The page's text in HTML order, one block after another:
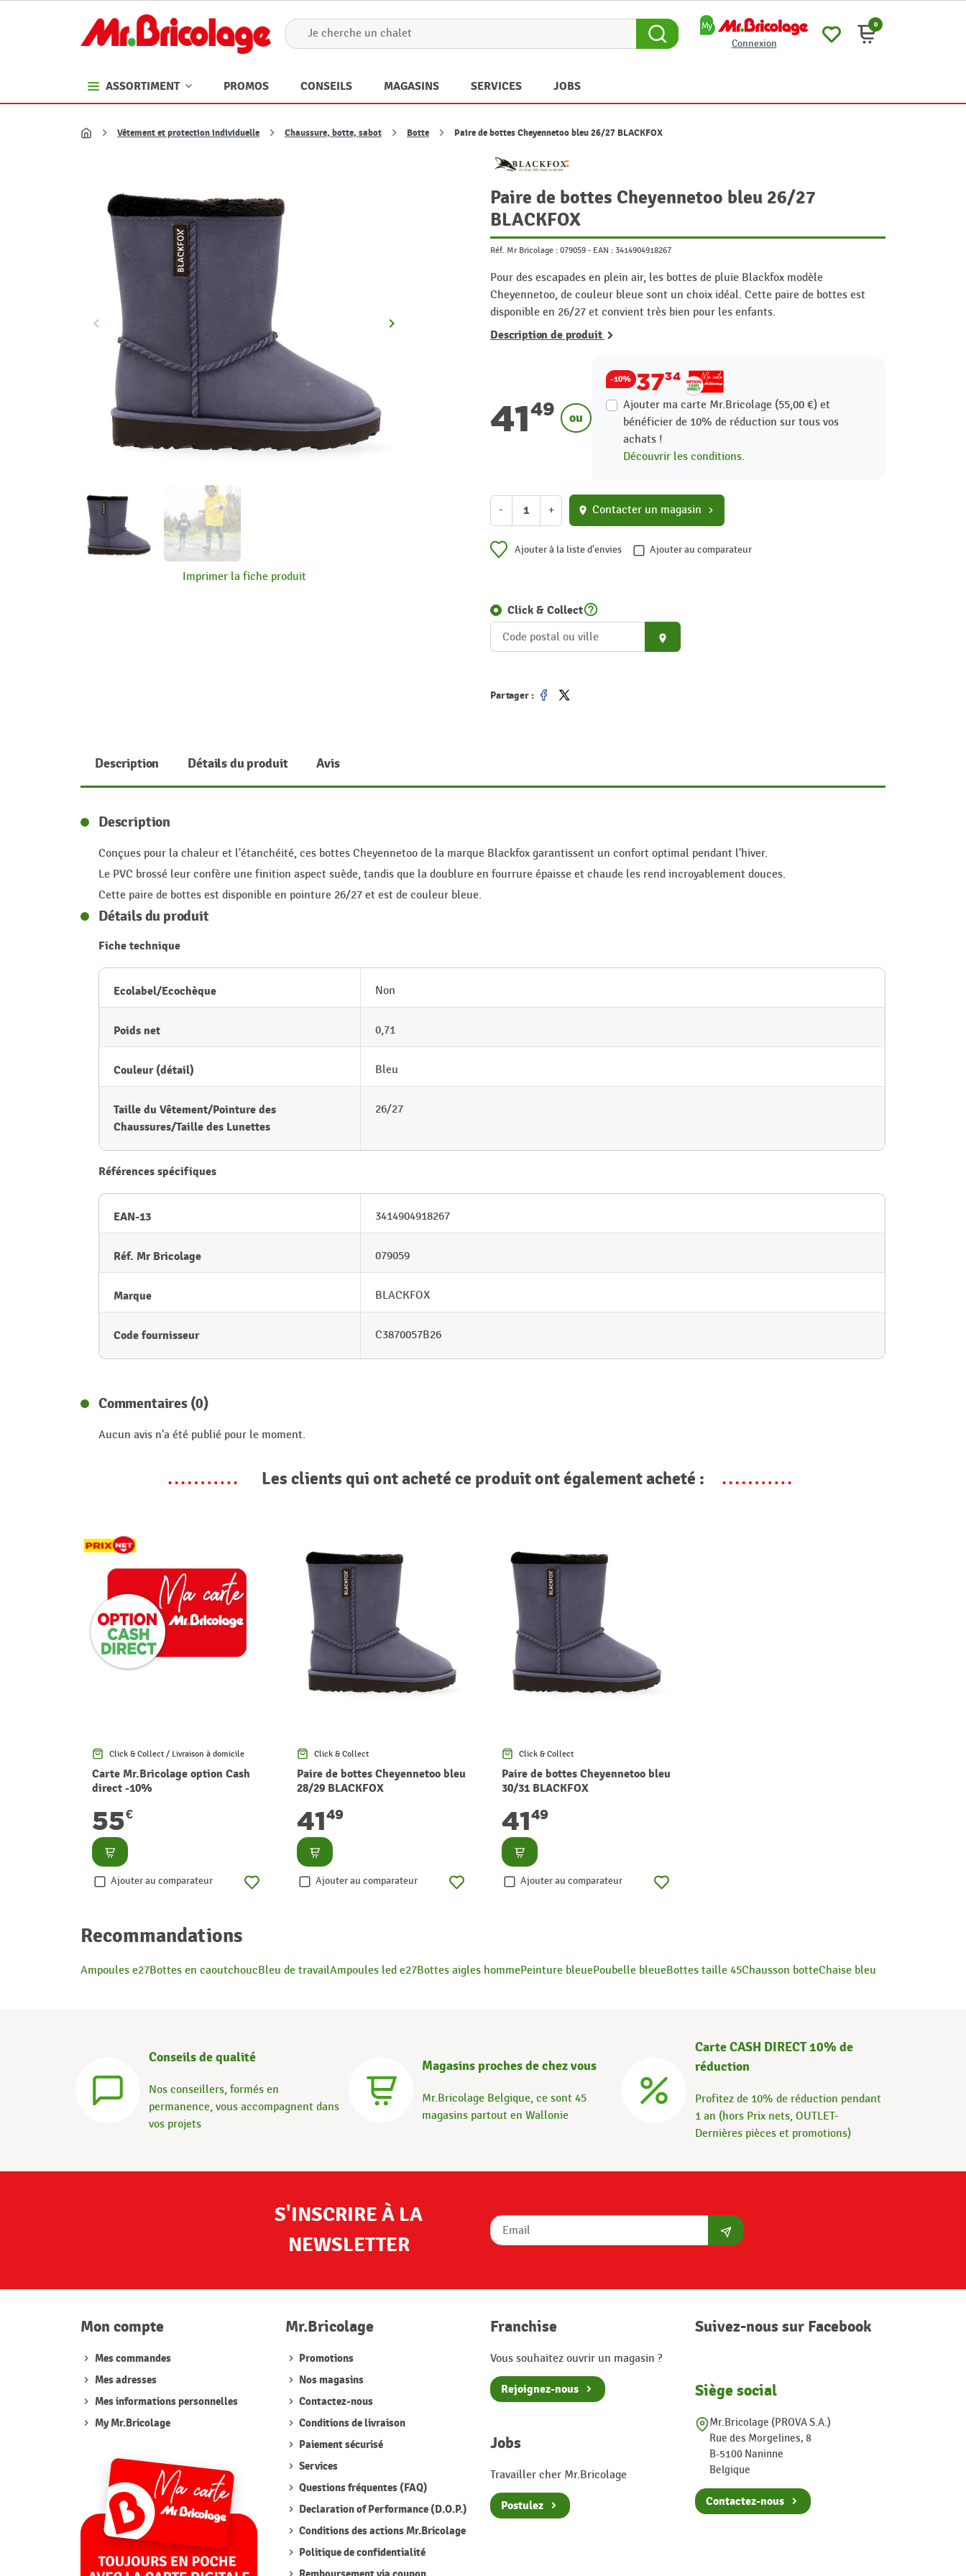
Connexion
0
ASSORTIMENT PROMOS CONSEILS MAGASINS SERVICES JOBS
Accueil
Vêtement et protection individuelle Chaussure, botte, sabot Botte Paire de bottes Cheyennetoo bleu 26/27 BLACKFOX
Précédent
keyboard_arrow_left Suivant
keyboard_arrow_right
Imprimer la fiche produit
Paire de bottes Cheyennetoo bleu 26/27
BLACKFOX
Réf. Mr Bricolage : 079059 - EAN : 3414904918267
Pour des escapades en plein air, les bottes de pluie Blackfox modèle
Cheyennetoo, de couleur bleue sont un choix idéal. Cette paire de bottes est
disponible en 26/27 et convient très bien pour les enfants.
Description de produit
4149 ou
-10% 3734
Ajouter ma carte Mr.Bricolage (55,00 €) et
bénéficier de 10% de réduction sur tous vos
achats !
Découvrir les conditions.
- + location_on Contacter un magasin chevron_right
Ajouter à la liste d'envies Ajouter au comparateur
Click & Collecthelp_outline
place
Partager :
Description Détails du produit Avis
Description
Conçues pour la chaleur et l'étanchéité, ces bottes Cheyennetoo de la marque Blackfox garantissent un confort optimal pendant l'hiver.
Le PVC brossé leur confère une finition aspect suède, tandis que la doublure en fourrure épaisse et chaude les rend incroyablement douces.
Cette paire de bottes est disponible en pointure 26/27 et est de couleur bleue.
Détails du produit
Fiche technique
Ecolabel/Ecochèque Non
Poids net 0,71
Couleur (détail) Bleu
Taille du Vêtement/Pointure des
Chaussures/Taille des Lunettes
26/27
Références spécifiques
EAN-13 3414904918267
Réf. Mr Bricolage 079059
Marque BLACKFOX
Code fournisseur C3870057B26
Commentaires (0)
Aucun avis n'a été publié pour le moment.
Les clients qui ont acheté ce produit ont également acheté :
Click & Collect / Livraison à domicile
Carte Mr.Bricolage option Cash
direct -10%
55€
Consulter
Ajouter au comparateur
Click & Collect
Paire de bottes Cheyennetoo bleu
28/29 BLACKFOX
4149
Consulter
Ajouter au comparateur
Click & Collect
Paire de bottes Cheyennetoo bleu
30/31 BLACKFOX
4149
Consulter
Ajouter au comparateur
Recommandations
Ampoules e27Bottes en caoutchoucBleu de travailAmpoules led e27Bottes aigles hommePeinture bleuePoubelle bleueBottes taille 45Chausson botteChaise bleu
Conseils de qualité
Nos conseillers, formés en
permanence, vous accompagnent dans
vos projets
Magasins proches de chez vous
Mr.Bricolage Belgique, ce sont 45
magasins partout en Wallonie
Carte CASH DIRECT 10% de
réduction
Profitez de 10% de réduction pendant
1 an (hors Prix nets, OUTLET-
Dernières pièces et promotions)
S'INSCRIRE À LA
NEWSLETTER
S'abonner
Mon compte
Mes commandes
Mes adresses
Mes informations personnelles
My Mr.Bricolage
Mr.Bricolage
Promotions
Nos magasins
Contactez-nous
Conditions de livraison
Paiement sécurisé
Services
Questions fréquentes (FAQ)
Declaration of Performance (D.O.P.)
Conditions des actions Mr.Bricolage
Politique de confidentialité
Franchise
Vous souhaitez ouvrir un magasin ?
Rejoignez-nous
Jobs
Travailler cher Mr.Bricolage
Postulez
Suivez-nous sur Facebook
Siège social
Mr.Bricolage (PROVA S.A.)
Rue des Morgelines, 8
B-5100 Naninne
Belgique
Contactez-nous